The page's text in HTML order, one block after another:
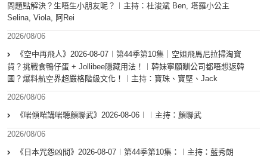
問題點解決？生唔生小朋友呢？︱主持：杜浚斌 Ben, 塔羅小公主
Selina, Viola, 阿Rei
2026/08/06
《空中再飛人》2026-08-07︱第44季第10集｜空姐飛馬尼拉掃淘寶
貨？挑戰食鴨仔蛋 + Jollibee隱藏用法！︱韓妹寧願瞓公司都唔想返韓
國？爆料航空界超嚴格階級文化！︱主持：寶珠、寶堅、Jack
2026/08/06
《啱傾啱講啱聽顏聯武》2026-08-06︱︱主持：顏聯武
2026/08/06
《日本咒怨凶間》2026-08-07︱第44季第10集：︱主持：藍秀朗